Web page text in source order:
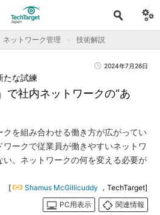
ネットワーク管理 技術解説
2024年7月26日
で社内ネットワークの“あ
たな試練
クを組み合わせる働き方が広がってい
ークで従業員が働きやすいネットワ
い。ネットワークの何を変える必要が
[ Shamus McGillicuddy ，TechTarget]
PC用表示
関連情報